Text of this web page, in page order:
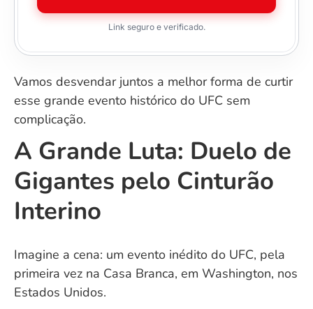
Link seguro e verificado.
Vamos desvendar juntos a melhor forma de curtir
esse grande evento histórico do UFC sem
complicação.
A Grande Luta: Duelo de
Gigantes pelo Cinturão
Interino
Imagine a cena: um evento inédito do UFC, pela
primeira vez na Casa Branca, em Washington, nos
Estados Unidos.